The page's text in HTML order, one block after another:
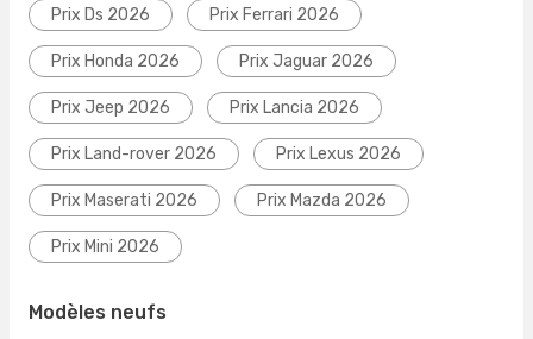
Prix Ds 2026 Prix Ferrari 2026
Prix Honda 2026 Prix Jaguar 2026
Prix Jeep 2026 Prix Lancia 2026
Prix Land-rover 2026 Prix Lexus 2026
Prix Maserati 2026 Prix Mazda 2026
Prix Mini 2026
Modèles neufs